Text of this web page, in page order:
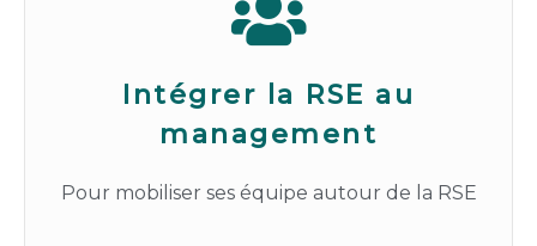
Intégrer la RSE au
management
Pour mobiliser ses équipe autour de la RSE